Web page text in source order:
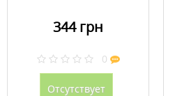
344 грн
0
Отсутствует